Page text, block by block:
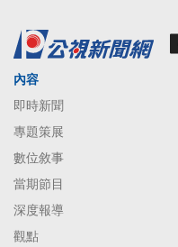
內容
即時新聞
專題策展
數位敘事
當期節目
深度報導
觀點